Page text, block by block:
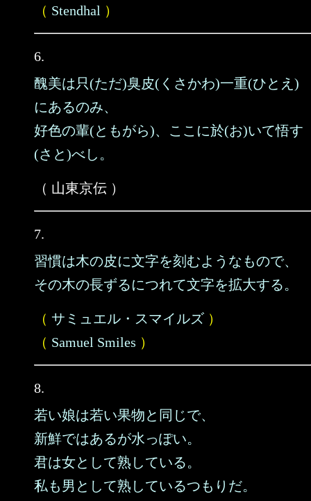
（ Stendhal ）
6.
醜美は只(ただ)臭皮(くさかわ)一重(ひとえ)
にあるのみ、
好色の輩(ともがら)、ここに於(お)いて悟す
(さと)べし。
（ 山東京伝 ）
7.
習慣は木の皮に文字を刻むようなもので、
その木の長ずるにつれて文字を拡大する。
（ サミュエル・スマイルズ ）
（ Samuel Smiles ）
8.
若い娘は若い果物と同じで、
新鮮ではあるが水っぽい。
君は女として熟している。
私も男として熟しているつもりだ。